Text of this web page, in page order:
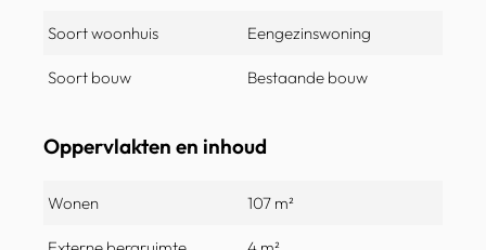
Soort woonhuis Eengezinswoning
Soort bouw Bestaande bouw
Oppervlakten en inhoud
Wonen 107 m²